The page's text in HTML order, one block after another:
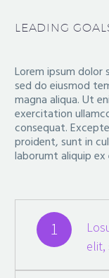
LEADING
Lorem ipsum
sed do eiusmod
magna aliqua. Ut
exercitation
consequat.
proident, sunt in
laborumt aliquip ex
1
elit,